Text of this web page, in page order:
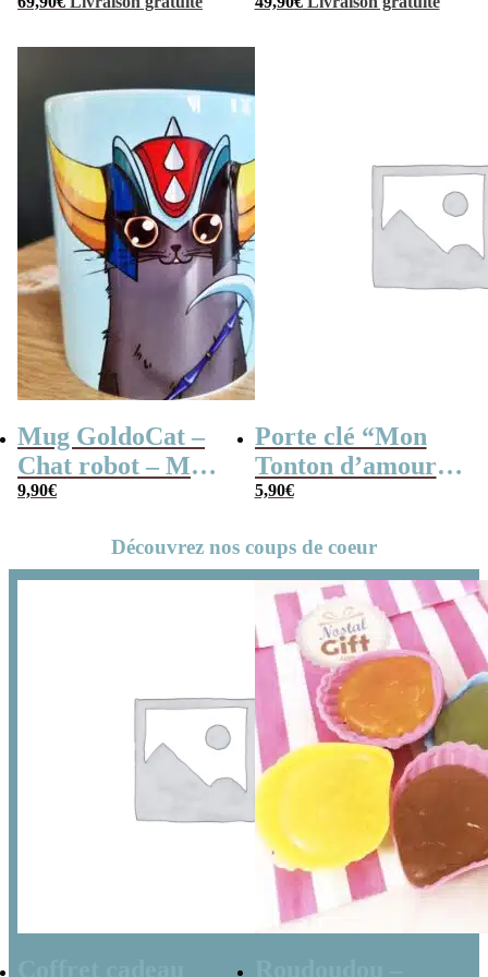
80
années 70
Mug GoldoCat –
Chat robot – Mug
Cadeau Original
9,90€
Porte clé “Mon
Tonton d’amour”
– Cadeau Tonton
5,90€
Découvrez nos coups de coeur